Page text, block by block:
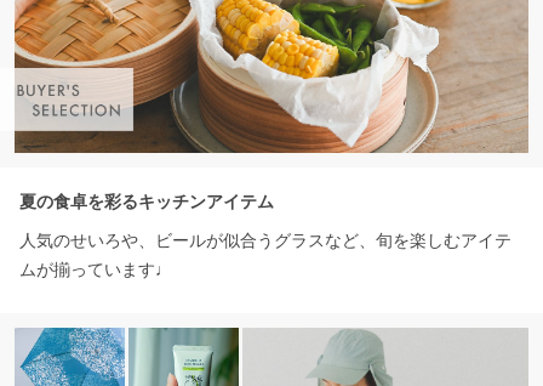
夏の食卓を彩るキッチンアイテム
人気のせいろや、ビールが似合うグラスなど、旬を楽しむアイテ
ムが揃っています♩